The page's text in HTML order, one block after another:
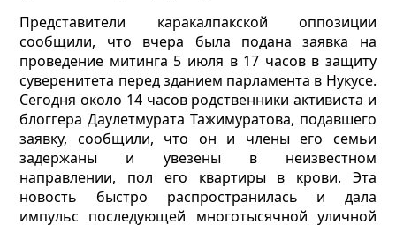
Представители каракалпакской оппозиции
сообщили, что вчера была подана заявка на
проведение митинга 5 июля в 17 часов в защиту
суверенитета перед зданием парламента в Нукусе.
Сегодня около 14 часов родственники активиста и
блоггера Даулетмурата Тажимуратова, подавшего
заявку, сообщили, что он и члены его семьи
задержаны и увезены в неизвестном
направлении, пол его квартиры в крови. Эта
новость быстро распространилась и дала
импульс последующей многотысячной уличной